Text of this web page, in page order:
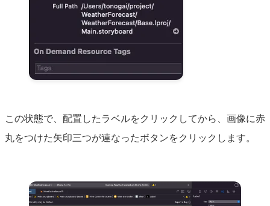
この状態で、配置したラベルをクリックしてから、画像に赤
丸をつけた矢印三つが連なったボタンをクリックします。